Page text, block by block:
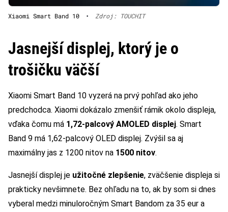
Xiaomi Smart Band 10 • Zdroj: TOUCHIT
Jasnejší displej, ktorý je o
trošičku väčší
Xiaomi Smart Band 10 vyzerá na prvý pohľad ako jeho
predchodca. Xiaomi dokázalo zmenšiť rámik okolo displeja,
vďaka čomu má 1,72-palcový AMOLED displej. Smart
Band 9 má 1,62-palcový OLED displej. Zvýšil sa aj
maximálny jas z 1200 nitov na 1500 nitov.
Jasnejší displej je užitočné zlepšenie, zväčšenie displeja si
prakticky nevšimnete. Bez ohľadu na to, ak by som si dnes
vyberal medzi minuloročným Smart Bandom za 35 eur a